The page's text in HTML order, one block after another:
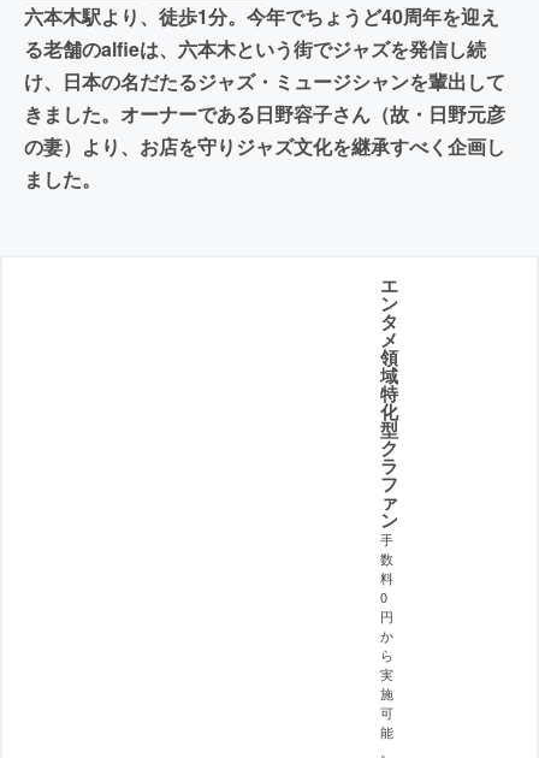
六本木駅より、徒歩1分。今年でちょうど40周年を迎え
る老舗のalfieは、六本木という街でジャズを発信し続
け、日本の名だたるジャズ・ミュージシャンを輩出して
きました。オーナーである日野容子さん（故・日野元彦
の妻）より、お店を守りジャズ文化を継承すべく企画し
ました。
エ
ン
タ
メ
領
域
特
化
型
ク
ラ
フ
ァ
ン
手
数
料
0
円
か
ら
実
施
可
能